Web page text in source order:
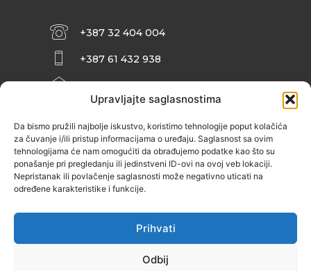
Upravljajte saglasnostima
Da bismo pružili najbolje iskustvo, koristimo tehnologije poput kolačića
za čuvanje i/ili pristup informacijama o uređaju. Saglasnost sa ovim
tehnologijama će nam omogućiti da obrađujemo podatke kao što su
ponašanje pri pregledanju ili jedinstveni ID-ovi na ovoj veb lokaciji.
Nepristanak ili povlačenje saglasnosti može negativno uticati na
određene karakteristike i funkcije.
Prihvati
Odbij
+387 32 404 004
+387 61 432 938
INFO@ZENIT.BA
ZENIČANKA, 3. SPRAT), 72000 ZENICA